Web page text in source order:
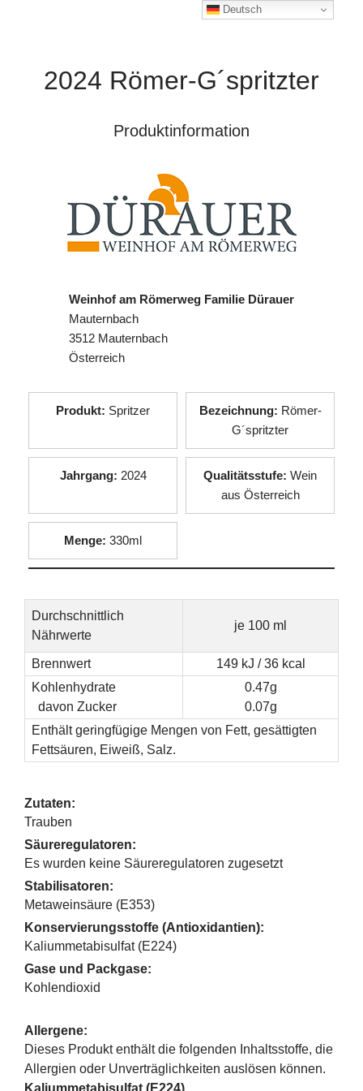
2024 Römer-G´spritzter
Produktinformation
Weinhof am Römerweg Familie Dürauer
Mauternbach
3512 Mauternbach
Österreich
Produkt: Spritzer Bezeichnung: Römer-
G´spritzter
Jahrgang: 2024 Qualitätsstufe: Wein
aus Österreich
Menge: 330ml
Durchschnittlich
Nährwerte
je 100 ml
Brennwert
149 kJ / 36 kcal
Kohlenhydrate
davon Zucker
0.47g
0.07g
Enthält geringfügige Mengen von Fett, gesättigten
Fettsäuren, Eiweiß, Salz.
Zutaten:
Trauben
Säureregulatoren:
Es wurden keine Säureregulatoren zugesetzt
Stabilisatoren:
Metaweinsäure (E353)
Konservierungsstoffe (Antioxidantien):
Kaliummetabisulfat (E224)
Gase und Packgase:
Kohlendioxid
Allergene:
Dieses Produkt enthält die folgenden Inhaltsstoffe, die
Allergien oder Unverträglichkeiten auslösen können.
Kaliummetabisulfat (E224)
Deutsch